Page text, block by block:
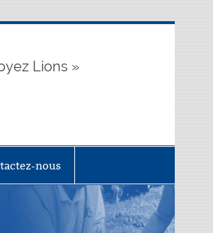
Lions »
nous